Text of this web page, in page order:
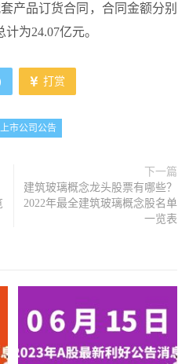
产品订货合同，合同金额分别
为24.07亿元。
打赏
上市公司公告
下一篇
建筑玻璃概念龙头股票有哪些？
2022年最全建筑玻璃概念股名单
一览表